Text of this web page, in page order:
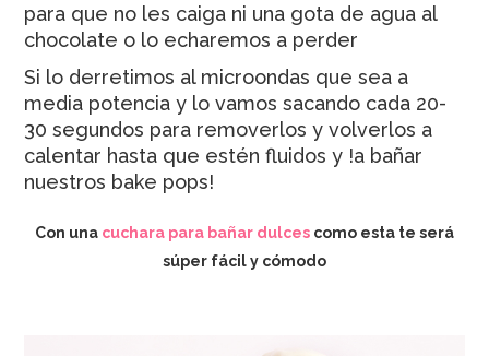
para que no les caiga ni una gota de agua al
chocolate o lo echaremos a perder
Si lo derretimos al microondas que sea a
media potencia y lo vamos sacando cada 20-
30 segundos para removerlos y volverlos a
calentar hasta que estén fluidos y !a bañar
nuestros bake pops!
Con una cuchara para bañar dulcescomo esta te será
súper fácil y cómodo